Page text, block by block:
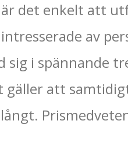
det enkelt att
av
sig i spännande
gäller att